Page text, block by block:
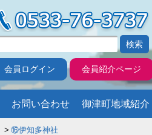
会員ログイン 会員紹介ページ
お問い合わせ 御津町地域紹介
⑯伊知多神社